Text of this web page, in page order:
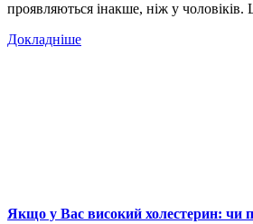
проявляються інакше, ніж у
Докладніше
Якщо у Вас високий холестерин: чи